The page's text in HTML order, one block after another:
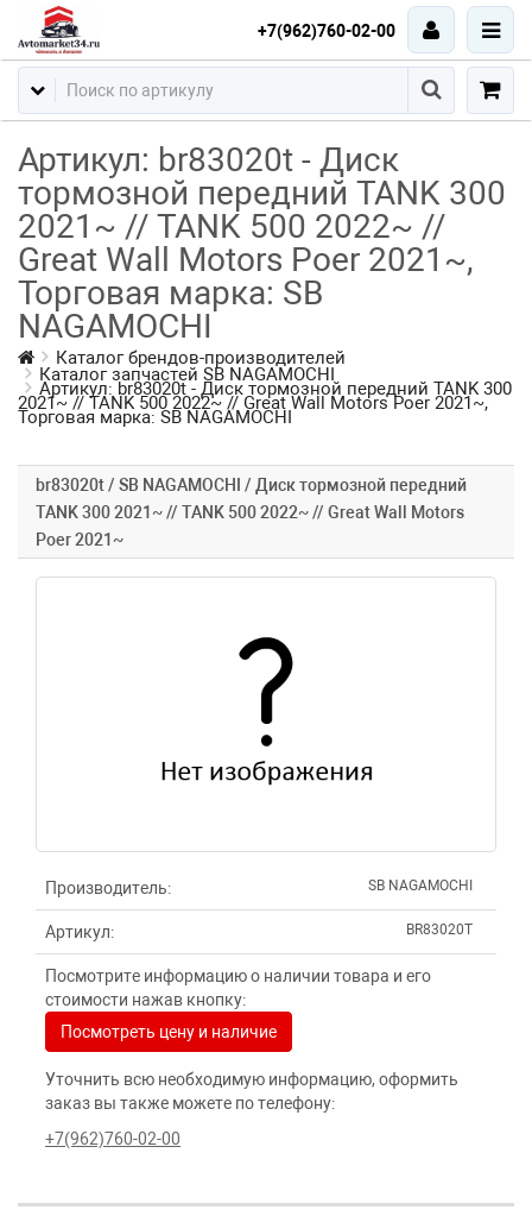
+7(962)760-02-00
Артикул: br83020t - Диск
тормозной передний TANK 300
2021~ // TANK 500 2022~ //
Great Wall Motors Poer 2021~,
Торговая марка: SB
NAGAMOCHI
Каталог брендов-производителей
Каталог запчастей SB NAGAMOCHI
Артикул: br83020t - Диск тормозной передний TANK 300
2021~ // TANK 500 2022~ // Great Wall Motors Poer 2021~,
Торговая марка: SB NAGAMOCHI
br83020t / SB NAGAMOCHI / Диск тормозной передний
TANK 300 2021~ // TANK 500 2022~ // Great Wall Motors
Poer 2021~
Производитель: SB NAGAMOCHI
Артикул: BR83020T
Посмотрите информацию о наличии товара и его
стоимости нажав кнопку:
Посмотреть цену и наличие
Уточнить всю необходимую информацию, оформить
заказ вы также можете по телефону:
+7(962)760-02-00